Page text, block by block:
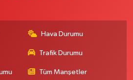
Hava Durumu
Trafik Durumu
Tüm Manşetler